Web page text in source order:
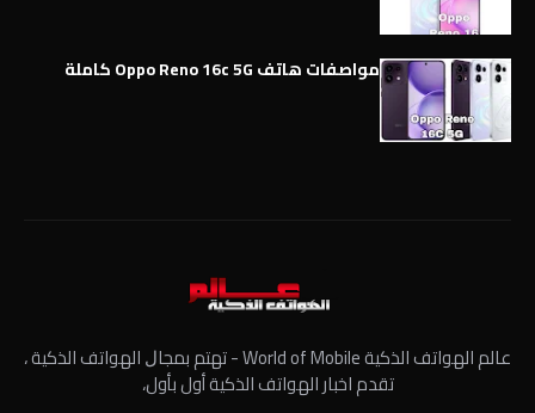
مواصفات هاتف Oppo Reno 16c 5G كاملة
عالم الهواتف الذكية World of Mobile - ﺗﻬﺘﻢ ﺑﻤﺠﺎﻝ الهواتف الذكية ،
تقدم اخبار الهواتف الذكية أول بأول،